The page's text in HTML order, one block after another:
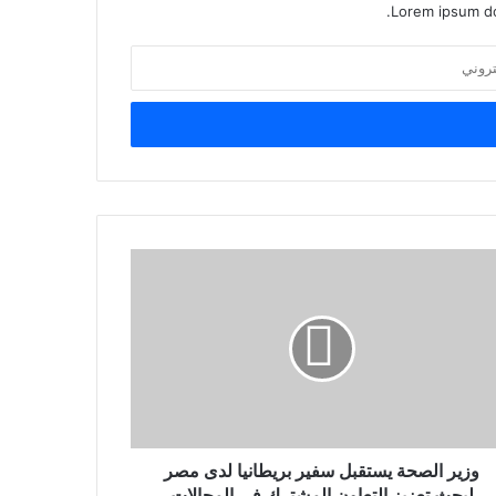
Lorem ipsum
وزير الصحة يستقبل سفير بريطانيا لدى مصر